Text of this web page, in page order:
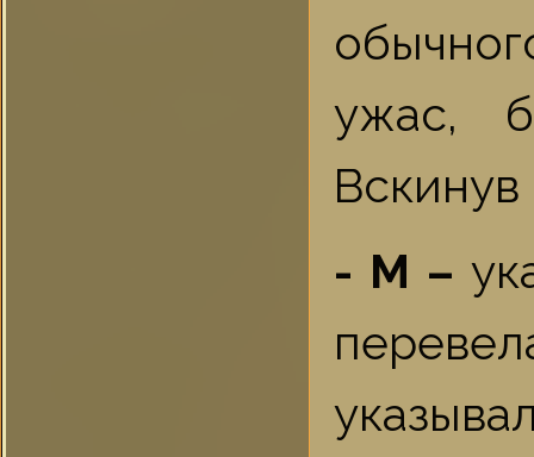
ужас,
Вскинув
- М –